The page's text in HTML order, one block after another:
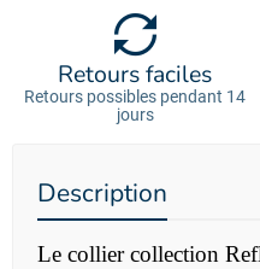
Retours faciles
Retours possibles pendant 14
jours
Description
Le collier collection